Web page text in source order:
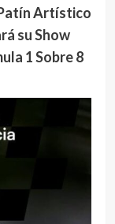
Artístico
su Show
1 Sobre 8